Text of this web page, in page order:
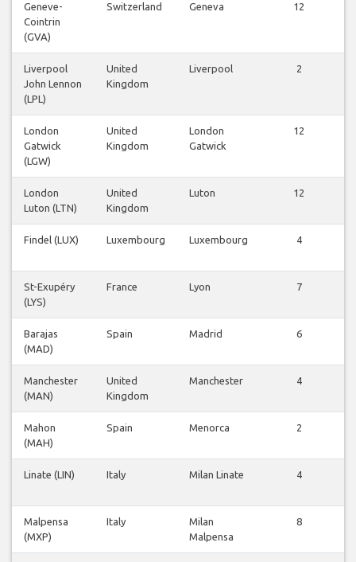
Geneve-
Cointrin
(GVA)
Switzerland Geneva 12
Liverpool
John Lennon
(LPL)
United
Kingdom
Liverpool 2
London
Gatwick
(LGW)
United
Kingdom
London
Gatwick
12
London
Luton (LTN)
United
Kingdom
Luton 12
Findel (LUX) Luxembourg Luxembourg 4
St-Exupéry
(LYS)
France Lyon 7
Barajas
(MAD)
Spain Madrid 6
Manchester
(MAN)
United
Kingdom
Manchester 4
Mahon
(MAH)
Spain Menorca 2
Linate (LIN) Italy Milan Linate 4
Malpensa
(MXP)
Italy
Milan
Malpensa
8